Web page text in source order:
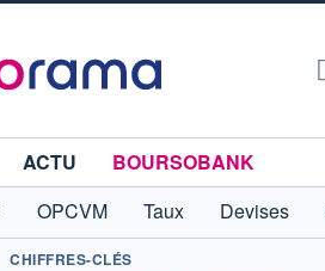
ACTU
BOURSOBANK
OPCVM Taux Devises
CHIFFRES-CLÉS